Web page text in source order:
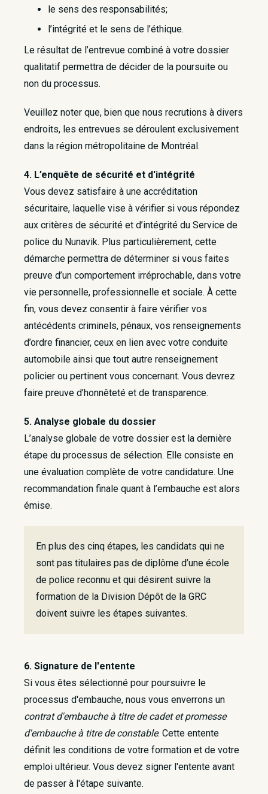
le sens des responsabilités;
l’intégrité et le sens de l’éthique.
Le résultat de l’entrevue combiné à votre dossier
qualitatif permettra de décider de la poursuite ou
non du processus.
Veuillez noter que, bien que nous recrutions à divers
endroits, les entrevues se déroulent exclusivement
dans la région métropolitaine de Montréal.
4. L’enquête de sécurité et d'intégrité
Vous devez satisfaire à une accréditation
sécuritaire, laquelle vise à vérifier si vous répondez
aux critères de sécurité et d’intégrité du Service de
police du Nunavik. Plus particulièrement, cette
démarche permettra de déterminer si vous faites
preuve d’un comportement irréprochable, dans votre
vie personnelle, professionnelle et sociale. À cette
fin, vous devez consentir à faire vérifier vos
antécédents criminels, pénaux, vos renseignements
d’ordre financier, ceux en lien avec votre conduite
automobile ainsi que tout autre renseignement
policier ou pertinent vous concernant. Vous devrez
faire preuve d’honnêteté et de transparence.
5. Analyse globale du dossier
L’analyse globale de votre dossier est la dernière
étape du processus de sélection. Elle consiste en
une évaluation complète de votre candidature. Une
recommandation finale quant à l’embauche est alors
émise.
En plus des cinq étapes, les candidats qui ne
sont pas titulaires pas de diplôme d’une école
de police reconnu et qui désirent suivre la
formation de la Division Dépôt de la GRC
doivent suivre les étapes suivantes.
6. Signature de l'entente
Si vous êtes sélectionné pour poursuivre le
processus d'embauche, nous vous enverrons un
contrat d'embauche à titre de cadet et promesse
d'embauche à titre de constable. Cette entente
définit les conditions de votre formation et de votre
emploi ultérieur. Vous devez signer l'entente avant
de passer à l'étape suivante.